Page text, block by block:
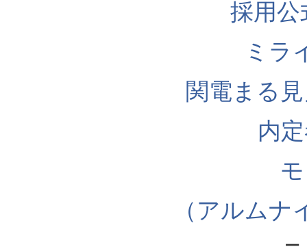
採用公
ミラ
関電まる
内
（アルム